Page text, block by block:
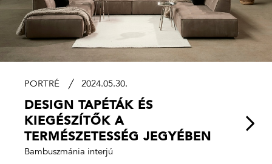
PORTRÉ 2024.05.30.
DESIGN TAPÉTÁK ÉS
KIEGÉSZÍTŐK A
TERMÉSZETESSÉG JEGYÉBEN
Bambuszmánia interjú